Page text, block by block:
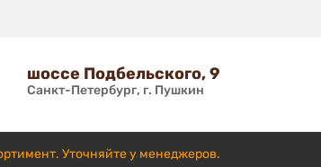
шоссе Подбельского, 9
Санкт-Петербург, г. Пушкин
Уточняйте у менеджеров.